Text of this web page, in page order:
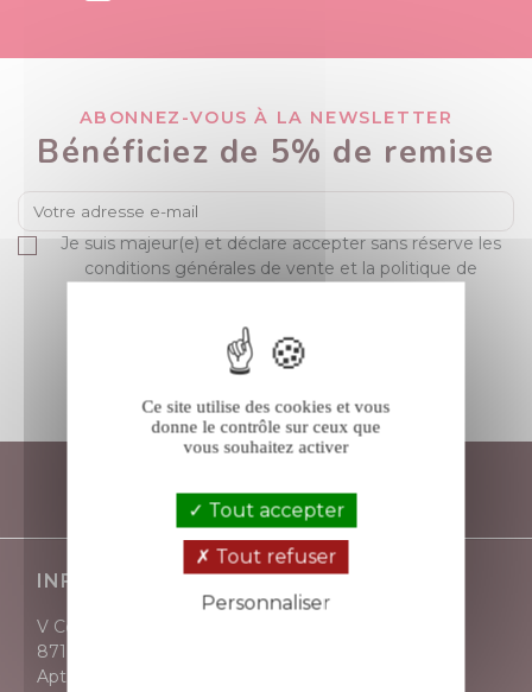
ABONNEZ-VOUS À LA NEWSLETTER
Bénéficiez de 5% de remise
Je suis majeur(e) et déclare accepter sans réserve les
conditions générales de vente et la politique de
S’ABONNER
INFORMATIONS
V Comme Vin
871, avenue Victor Hugo
Apt - 84400
VOTRE COMPTE
Ce site utilise des cookies et vous
donne le contrôle sur ceux que
vous souhaitez activer
Tout accepter
Tout refuser
Personnaliser